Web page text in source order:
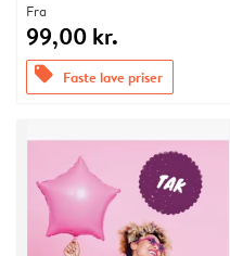
Fra
99,00 kr.
offers Faste lave priser